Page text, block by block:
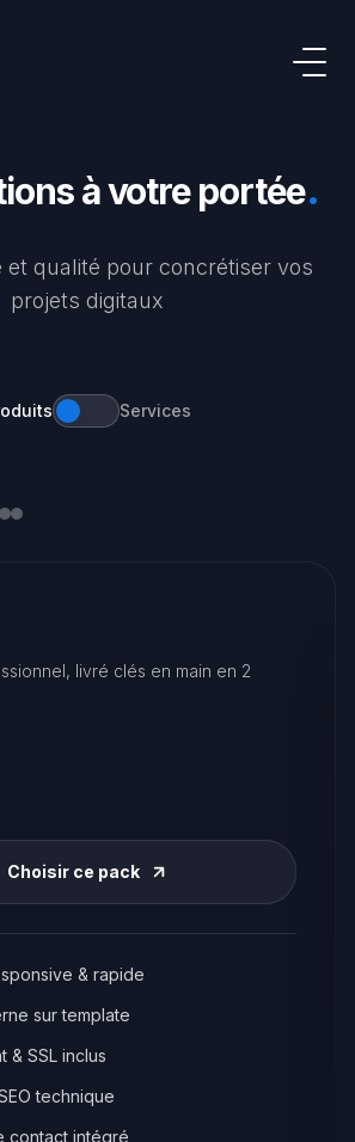
à votre portée.
et qualité pour concrétiser vos
projets digitaux
Services
livré clés en main en 2
Choisir ce pack
& rapide
sur template
& SSL inclus
technique
contact intégré